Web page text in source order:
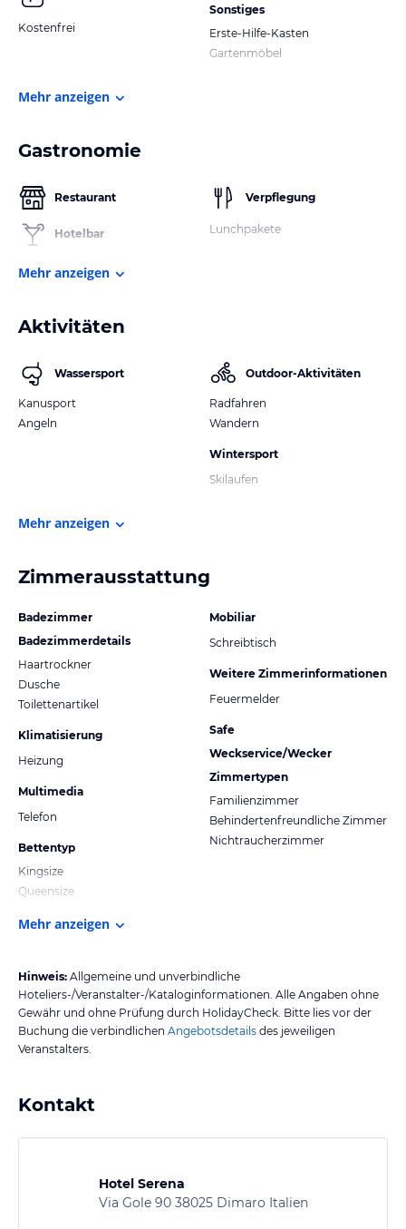
Kostenfrei
Sonstiges
Erste-Hilfe-Kasten
Gartenmöbel
Mehr anzeigen
Gastronomie
Restaurant
Hotelbar
Verpflegung
Lunchpakete
Mehr anzeigen
Aktivitäten
Wassersport
Kanusport
Angeln
Outdoor-Aktivitäten
Radfahren
Wandern
Wintersport
Skilaufen
Mehr anzeigen
Zimmerausstattung
Badezimmer
Badezimmerdetails
Haartrockner
Dusche
Toilettenartikel
Klimatisierung
Heizung
Multimedia
Telefon
Bettentyp
Kingsize
Queensize
Mobiliar
Schreibtisch
Weitere Zimmerinformationen
Feuermelder
Safe
Weckservice/Wecker
Zimmertypen
Familienzimmer
Behindertenfreundliche Zimmer
Nichtraucherzimmer
Mehr anzeigen
Hinweis: Allgemeine und unverbindliche
Hoteliers-/Veranstalter-/Kataloginformationen. Alle Angaben ohne
Gewähr und ohne Prüfung durch HolidayCheck. Bitte lies vor der
Buchung die verbindlichen Angebotsdetails des jeweiligen
Veranstalters.
Kontakt
Hotel Serena
Via Gole 90 38025 Dimaro Italien